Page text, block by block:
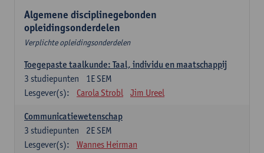
Algemene disciplinegebonden
opleidingsonderdelen
Verplichte opleidingsonderdelen
Toegepaste taalkunde: Taal, individu en maatschappij
1E SEM
3 studiepunten
Lesgever(s):
Carola Strobl Jim Ureel
Communicatiewetenschap
2E SEM
3 studiepunten
Lesgever(s):
Wannes Heirman